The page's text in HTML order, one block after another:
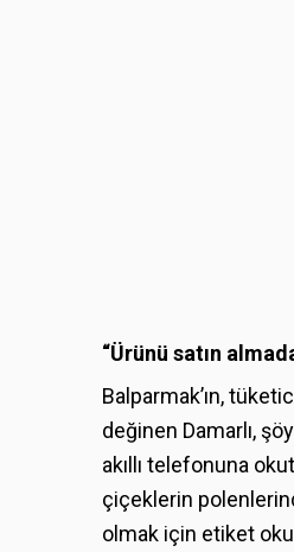
“Ürünü satın
Balparmak’ın,
değinen Damarlı,
akıllı telefonuna
çiçeklerin
olmak için etiket